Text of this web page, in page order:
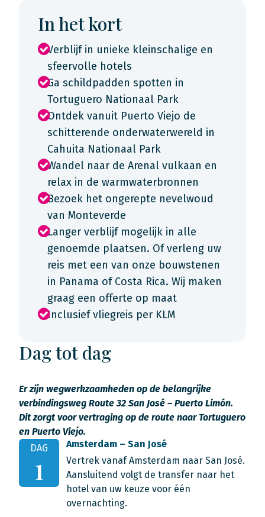
In het kort
Verblijf in unieke kleinschalige en
sfeervolle hotels
Ga schildpadden spotten in
Tortuguero Nationaal Park
Ontdek vanuit Puerto Viejo de
schitterende onderwaterwereld in
Cahuita Nationaal Park
Wandel naar de Arenal vulkaan en
relax in de warmwaterbronnen
Bezoek het ongerepte nevelwoud
van Monteverde
Langer verblijf mogelijk in alle
genoemde plaatsen. Of verleng uw
reis met een van onze bouwstenen
in Panama of Costa Rica. Wij maken
graag een offerte op maat
Inclusief vliegreis per KLM
Dag tot dag
Er zijn wegwerkzaamheden op de belangrijke
verbindingsweg Route 32 San José – Puerto Limón.
Dit zorgt voor vertraging op de route naar Tortuguero
en Puerto Viejo.
DAG
1
Amsterdam – San José
Vertrek vanaf Amsterdam naar San José.
Aansluitend volgt de transfer naar het
hotel van uw keuze voor één
overnachting.